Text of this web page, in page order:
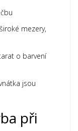
mezery,
o barvení
jsou
při